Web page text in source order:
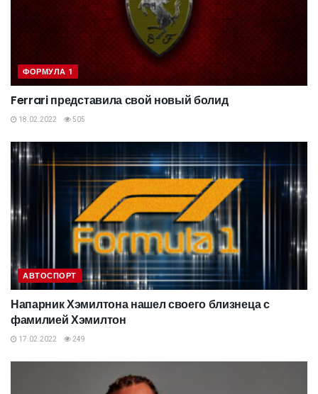
ФОРМУЛА 1
Ferrari представила свой новый болид
18.02.2022 505
АВТОСПОРТ
Напарник Хэмилтона нашел своего близнеца с
фамилией Хэмилтон
17.02.2022 249